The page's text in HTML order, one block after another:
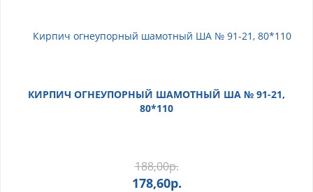
КИРПИЧ ОГНЕУПОРНЫЙ ШАМОТНЫЙ ША № 91-21,
80*110
188,00р.
178,60р.